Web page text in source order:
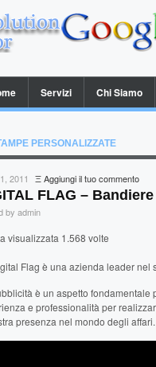
Servizi Chi Siamo
PERSONALIZZATE
2011 ΞAggiungi il tuo commento
FLAG –
by admin
visualizzata 1.568 volte
Flag è una azienda leader
è un aspetto
e professionalità per
presenza nel mondo degli affari.